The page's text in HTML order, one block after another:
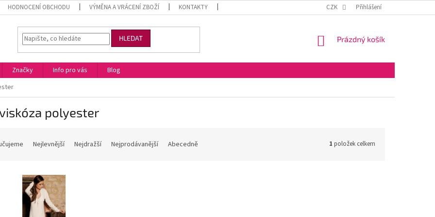
HODNOCENÍ OBCHODU VÝMĚNA A VRÁCENÍ ZBOŽÍ KONTAKTY OBCHODNÍ PODMÍNKY VELKOOBCHOD
CZK Přihlášení
HLEDAT
NÁKUPNÍ
Prázdný košík
Značky Info pro vás
Blog
polyester
Nejlevnější Nejdražší Nejprodávanější Abecedně 1 položek celkem